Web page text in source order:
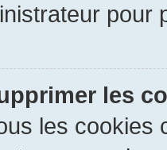
les
les cookies